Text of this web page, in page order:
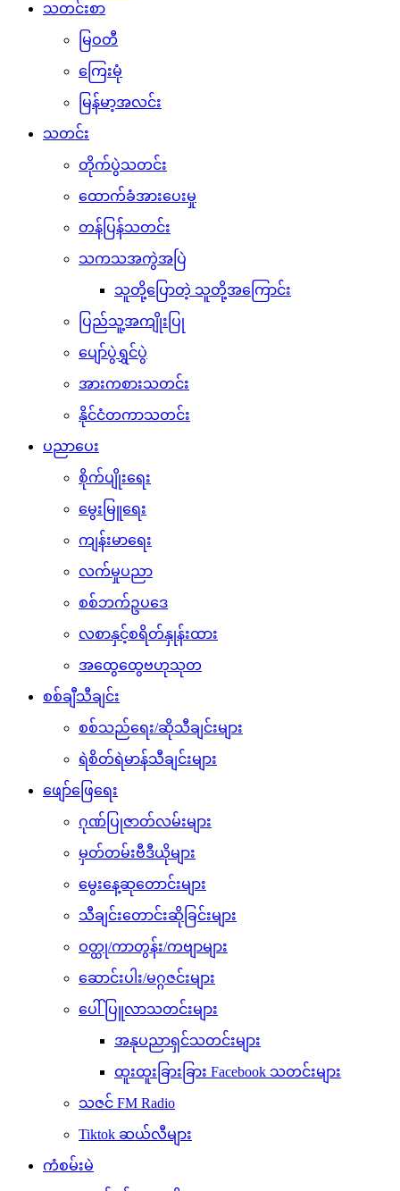
သတင်းစာ
မြဝတီ
ကြေးမုံ
မြန်မာ့အလင်း
သတင်း
တိုက်ပွဲသတင်း
ထောက်ခံအားပေးမှု
တန်ပြန်သတင်း
သကသအကွဲအပြဲ
သူတို့ပြောတဲ့ သူတို့အကြောင်း
ပြည်သူ့အကျိုးပြု
ပျော်ပွဲရွှင်ပွဲ
အားကစားသတင်း
နိုင်ငံတကာသတင်း
ပညာပေး
စိုက်ပျိုးရေး
မွေးမြူရေး
ကျန်းမာရေး
လက်မှုပညာ
စစ်ဘက်ဥပဒေ
လစာနှင့်စရိတ်နှုန်းထား
အထွေထွေဗဟုသုတ
စစ်ချီသီချင်း
စစ်သည်ရေး/ဆိုသီချင်းများ
ရဲစိတ်ရဲမာန်သီချင်းများ
ဖျော်ဖြေရေး
ဂုဏ်ပြုဇာတ်လမ်းများ
မှတ်တမ်းဗီဒီယိုများ
မွေးနေ့ဆုတောင်းများ
သီချင်းတောင်းဆိုခြင်းများ
ဝတ္ထု/ကာတွန်း/ကဗျာများ
ဆောင်းပါး/မဂ္ဂဇင်းများ
ပေါ်ပြူလာသတင်းများ
အနုပညာရှင်သတင်းများ
ထူးထူးခြားခြား Facebook သတင်းများ
သဇင် FM Radio
Tiktok ဆယ်လီများ
ကံစမ်းမဲ